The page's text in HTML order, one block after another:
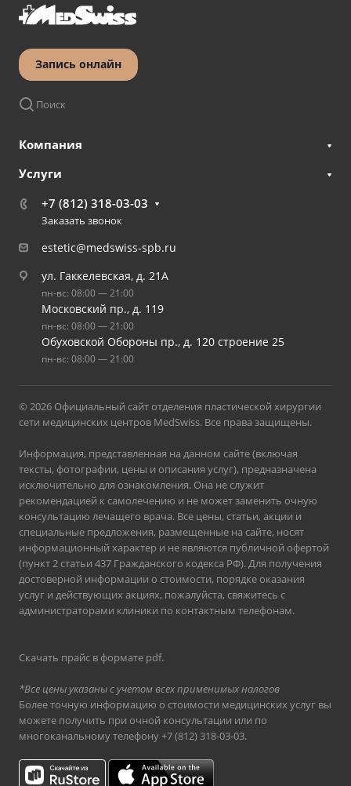
Запись онлайн
Поиск
Компания
Услуги
+7 (812) 318-03-03
Заказать звонок
estetic@medswiss-spb.ru
ул. Гаккелевская, д. 21А
пн-вс: 08:00 — 21:00
Московский пр., д. 119
пн-вс: 08:00 — 21:00
Обуховской Обороны пр., д. 120 строение 25
пн-вс: 08:00 — 21:00
© 2026 Официальный сайт отделения пластической хирургии
сети медицинских центров MedSwiss. Все права защищены.
Информация, представленная на данном сайте (включая
тексты, фотографии, цены и описания услуг), предназначена
исключительно для ознакомления. Она не служит
рекомендацией к самолечению и не может заменить очную
консультацию лечащего врача. Все цены, статьи, акции и
специальные предложения, размещенные на сайте, носят
информационный характер и не являются публичной офертой
(пункт 2 статьи 437 Гражданского кодекса РФ). Для получения
достоверной информации о стоимости, порядке оказания
услуг и действующих акциях, пожалуйста, свяжитесь с
администраторами клиники по контактным телефонам.
Скачать прайс в формате pdf.
*Все цены указаны с учетом всех применимых налогов
Более точную информацию о стоимости медицинских услуг вы
можете получить при очной консультации или по
многоканальному телефону+7 (812) 318-03-03.